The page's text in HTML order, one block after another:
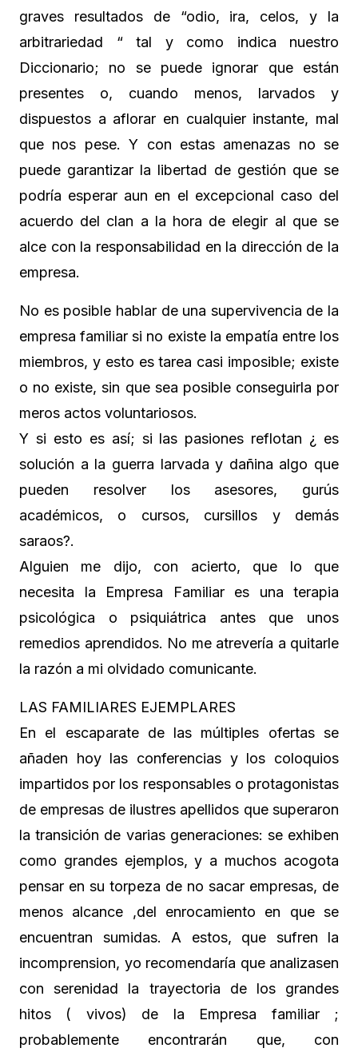
graves resultados de “odio, ira, celos, y la
arbitrariedad “ tal y como indica nuestro
Diccionario; no se puede ignorar que están
presentes o, cuando menos, larvados y
dispuestos a aflorar en cualquier instante, mal
que nos pese. Y con estas amenazas no se
puede garantizar la libertad de gestión que se
podría esperar aun en el excepcional caso del
acuerdo del clan a la hora de elegir al que se
alce con la responsabilidad en la dirección de la
empresa.
No es posible hablar de una supervivencia de la
empresa familiar si no existe la empatía entre los
miembros, y esto es tarea casi imposible; existe
o no existe, sin que sea posible conseguirla por
meros actos voluntariosos.
Y si esto es así; si las pasiones reflotan ¿ es
solución a la guerra larvada y dañina algo que
pueden resolver los asesores, gurús
académicos, o cursos, cursillos y demás
saraos?.
Alguien me dijo, con acierto, que lo que
necesita la Empresa Familiar es una terapia
psicológica o psiquiátrica antes que unos
remedios aprendidos. No me atrevería a quitarle
la razón a mi olvidado comunicante.
LAS FAMILIARES EJEMPLARES
En el escaparate de las múltiples ofertas se
añaden hoy las conferencias y los coloquios
impartidos por los responsables o protagonistas
de empresas de ilustres apellidos que superaron
la transición de varias generaciones: se exhiben
como grandes ejemplos, y a muchos acogota
pensar en su torpeza de no sacar empresas, de
menos alcance ,del enrocamiento en que se
encuentran sumidas. A estos, que sufren la
incomprension, yo recomendaría que analizasen
con serenidad la trayectoria de los grandes
hitos ( vivos) de la Empresa familiar ;
probablemente encontrarán que, con